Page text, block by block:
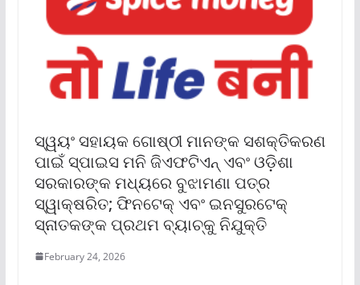
ସ୍ୱୟଂ ସହାୟକ ଗୋଷ୍ଠୀ ମାନଙ୍କ ସଶକ୍ତିକରଣ
ପାଇଁ ସ୍ପାଇସ ମନି ଜିଏଫଟିଏନ୍ ଏବଂ ଓଡ଼ିଶା
ସରକାରଙ୍କ ମଧ୍ୟରେ ବୁଝାମଣା ପତ୍ର
ସ୍ୱାକ୍ଷରିତ; ଫିନଟେକ୍ ଏବଂ ଇନସୁରଟେକ୍
ସ୍ନାତକଙ୍କ ପ୍ରଥମ ବ୍ୟାଚ୍‌କୁ ନିଯୁକ୍ତି
February 24, 2026